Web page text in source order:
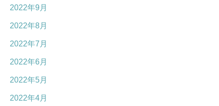
2022年9月
2022年8月
2022年7月
2022年6月
2022年5月
2022年4月